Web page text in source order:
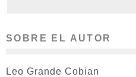
SOBRE EL AUTOR
Leo Grande Cobian